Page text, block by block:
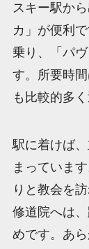
スキー駅か
カ」が便利
乗り、「パ
す。所要時
も比較的多
駅に着けば
まっていま
りと教会を
修道院へは
めです。あ